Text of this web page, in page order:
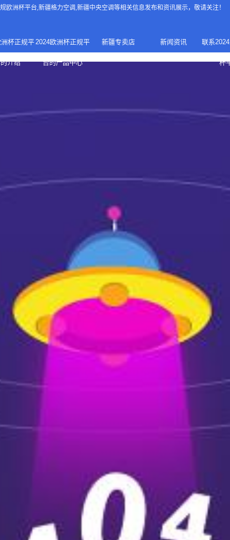
欧洲杯平台,新疆格力空调,新疆中央空调等相关信息发布和资讯展示，敬请关注！
杯正规平
介绍
正规欧洲
2024欧洲杯正规平
台的产品中心
家庭中央空调
新疆专卖店 新闻资讯 联系
杯